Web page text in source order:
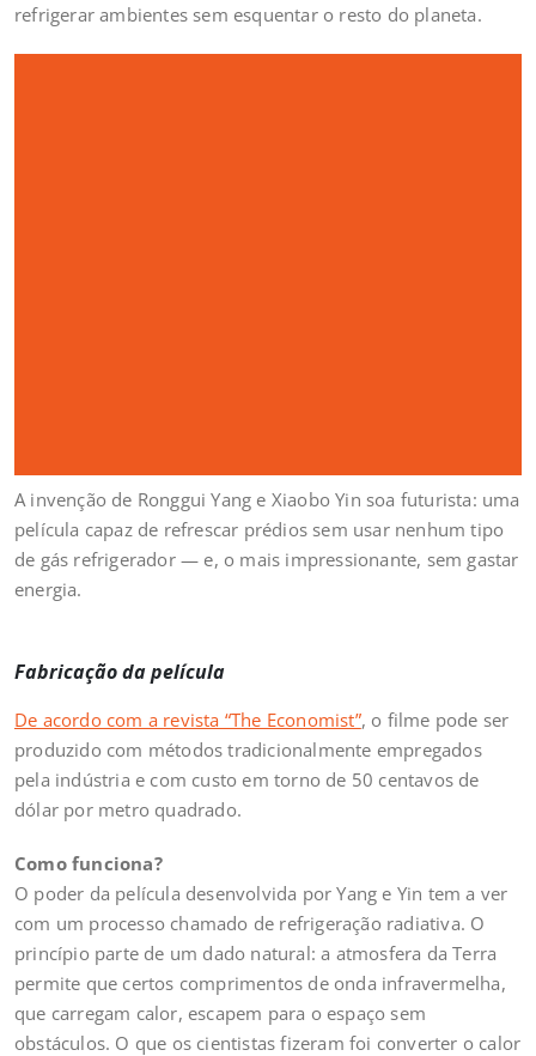
refrigerar ambientes sem esquentar o resto do planeta.
A invenção de Ronggui Yang e Xiaobo Yin soa futurista: uma
película capaz de refrescar prédios sem usar nenhum tipo
de gás refrigerador — e, o mais impressionante, sem gastar
energia.
Fabricação da película
De acordo com a revista “The Economist”, o filme pode ser
produzido com métodos tradicionalmente empregados
pela indústria e com custo em torno de 50 centavos de
dólar por metro quadrado.
Como funciona?
O poder da película desenvolvida por Yang e Yin tem a ver
com um processo chamado de refrigeração radiativa. O
princípio parte de um dado natural: a atmosfera da Terra
permite que certos comprimentos de onda infravermelha,
que carregam calor, escapem para o espaço sem
obstáculos. O que os cientistas fizeram foi converter o calor